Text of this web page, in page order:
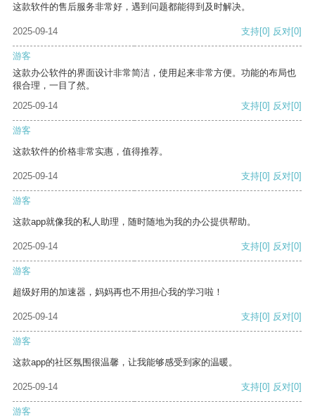
这款软件的售后服务非常好，遇到问题都能得到及时解决。
2025-09-14 支持[0] 反对[0]
游客
这款办公软件的界面设计非常简洁，使用起来非常方便。功能的布局也
很合理，一目了然。
2025-09-14
支持[0] 反对[0]
游客
这款软件的价格非常实惠，值得推荐。
2025-09-14 支持[0] 反对[0]
游客
这款app就像我的私人助理，随时随地为我的办公提供帮助。
2025-09-14 支持[0] 反对[0]
游客
超级好用的加速器，妈妈再也不用担心我的学习啦！
2025-09-14 支持[0] 反对[0]
游客
这款app的社区氛围很温馨，让我能够感受到家的温暖。
2025-09-14 支持[0] 反对[0]
游客